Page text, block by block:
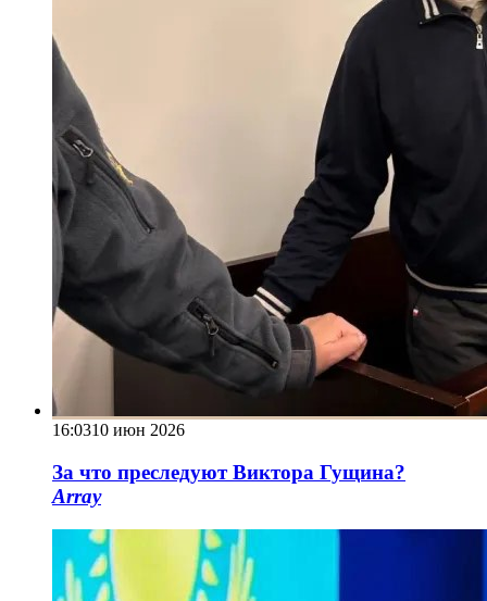
16:0310 июн 2026
За что преследуют Виктора Гущина?
Array